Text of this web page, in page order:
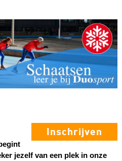
Inschrijven
jezelf van een plek in onze